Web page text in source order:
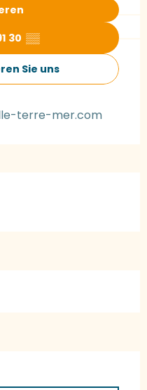
30 ▒▒
Sie uns
terre-mer.com